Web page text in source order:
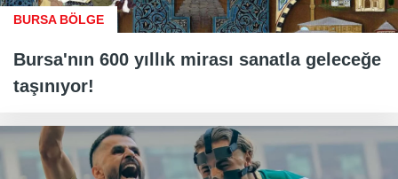
BURSA BÖLGE
Bursa'nın 600 yıllık mirası sanatla geleceğe
taşınıyor!